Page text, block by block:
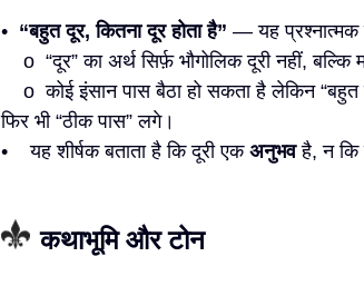
• “बहुत दूर, कितना दूर होता है” — यह प्रश्नात्मक
o “दूर” का अर्थ सिर्फ़ भौगोलिक दूरी नहीं, बल्कि
o कोई इंसान पास बैठा हो सकता है लेकिन “बहुत
फिर भी “ठीक पास” लगे।
• यह शीर्षक बताता है कि दूरी एक अनुभवहै, न कि
कथाभूमि और टोन